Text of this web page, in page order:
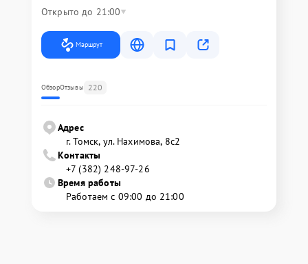
Открыто до 21:00
Маршрут
ОбзорОтзывы 220
Адрес
г. Томск, ул. Нахимова, 8с2
Контакты
+7 (382) 248-97-26
Время работы
Работаем с 09:00 до 21:00